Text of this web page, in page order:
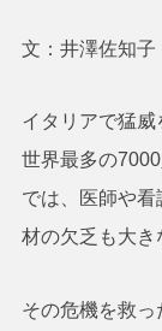
文：井澤佐知子
イタリアで猛
世界最多の
では、医師や
材の欠乏も大き
その危機を救